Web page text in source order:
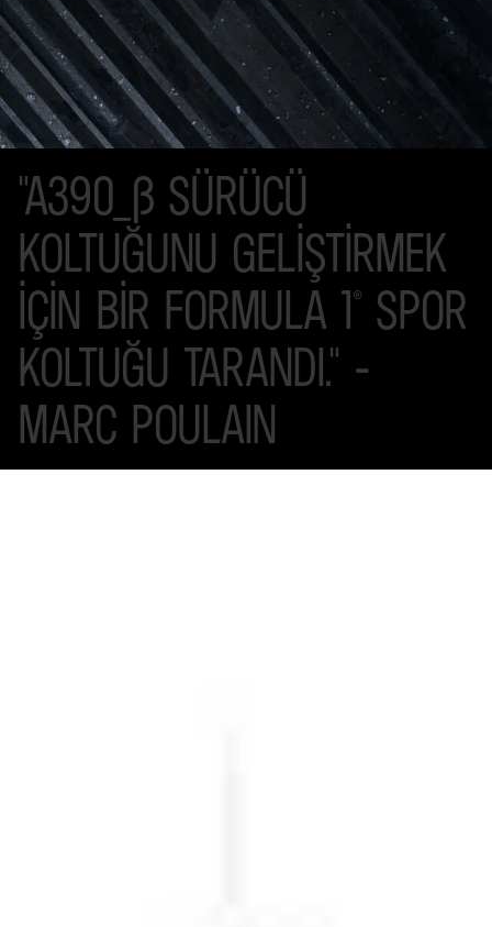
"A390_Β SÜRÜCÜ
KOLTUĞUNU GELİŞTİRMEK
İÇİN BİR FORMULA 1® SPOR
KOLTUĞU TARANDI." -
MARC POULAIN